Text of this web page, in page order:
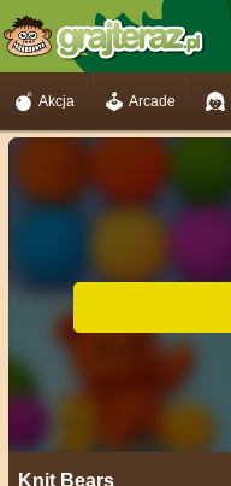
Akcja Arcade
Knit Bears